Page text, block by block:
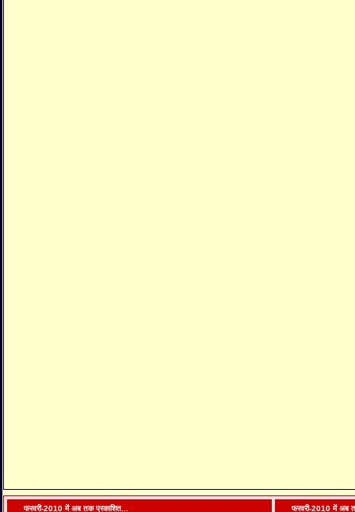
फरवरी-2010 में अब तक प्रकाशित... फरवरी-2010 में अब